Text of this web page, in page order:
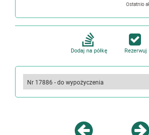
Dodaj na półkę Rezerwuj
Nr 17886 - do wypożyczenia